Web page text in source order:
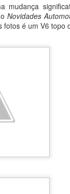
mudança
Novidades
fotos é um V6 topo